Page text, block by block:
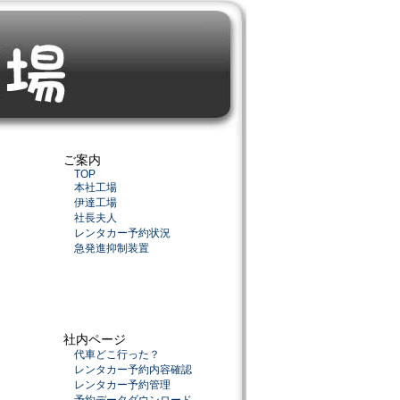
ご案内
TOP
本社工場
伊達工場
社長夫人
レンタカー予約状況
急発進抑制装置
社内ページ
代車どこ行った？
レンタカー予約内容確認
レンタカー予約管理